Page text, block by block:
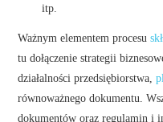
itp.
Ważnym elementem procesu
tu dołączenie strategii
działalności przedsiębiorstwa,
równoważnego dokumentu.
dokumentów oraz regulamin i